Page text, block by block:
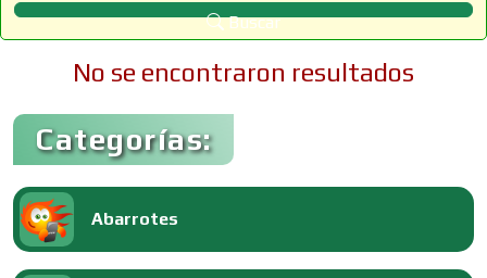
Buscar
No se encontraron resultados
Categorías:
Abarrotes